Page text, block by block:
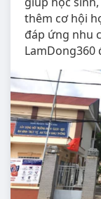
thêm cơ hội
đáp ứng nhu
LamDong360